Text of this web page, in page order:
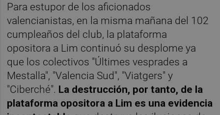
Para estupor de los aficionados
valencianistas, en la misma mañana del 102
cumpleaños del club, la plataforma
opositora a Lim continuó su desplome ya
que los colectivos "Últimes vesprades a
Mestalla", "Valencia Sud", "Viatgers" y
"Ciberché". La destrucción, por tanto, de la
plataforma opositora a Lim es una evidencia